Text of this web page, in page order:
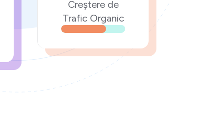
Creștere de
Trafic Organic